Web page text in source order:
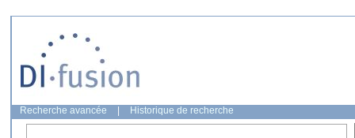
Recherche avancée Historique de recherche